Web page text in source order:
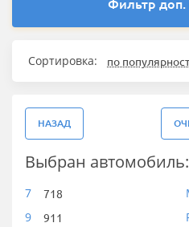
Сортировка: по
НАЗАД
Выбран автомобиль:
7 718
9
911